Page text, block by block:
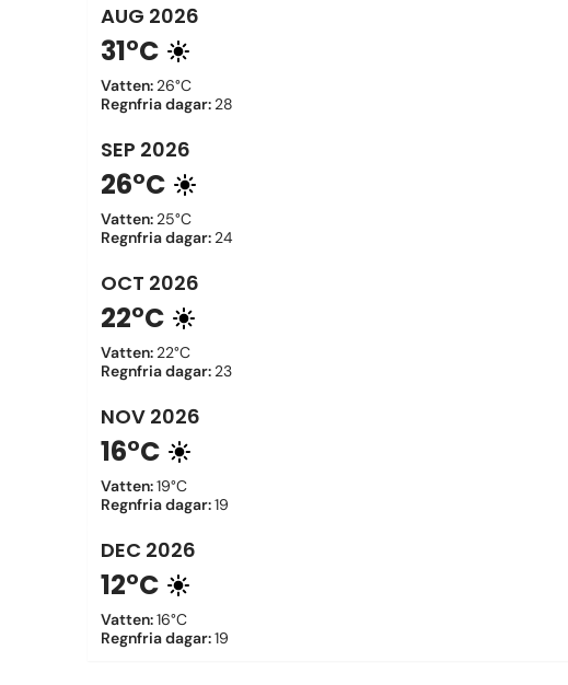
AUG 2026
31°C
Vatten: 26°C
Regnfria dagar: 28
SEP 2026
26°C
Vatten: 25°C
Regnfria dagar: 24
OCT 2026
22°C
Vatten: 22°C
Regnfria dagar: 23
NOV 2026
16°C
Vatten:19°C
Regnfria dagar:19
DEC 2026
12°C
Vatten:16°C
Regnfria dagar:19